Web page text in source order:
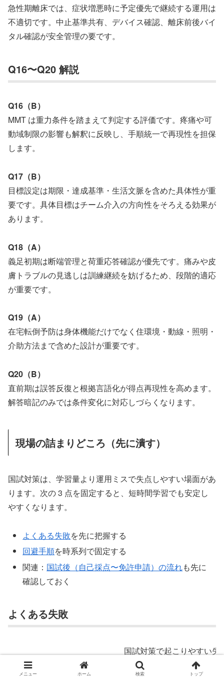
急性期離床では、症状増悪時に予定優先で継続する運用は
不適切です。中止基準共有、デバイス確認、離床前後バイ
タル確認が安全管理の要です。
Q16〜Q20 解説
Q16（B）
MMT は重力条件を踏まえて判定する評価です。疼痛や可
動域制限の影響も解釈に反映し、手順統一で再現性を担保
します。
Q17（B）
目標設定は期限・達成基準・生活文脈を含めた具体性が重
要です。具体目標はチーム介入の方向性をそろえる効果が
あります。
Q18（A）
義足初期は断端管理と荷重応答確認が優先です。痛みや皮
膚トラブルの見逃しは訓練継続を妨げるため、段階的適応
が重要です。
Q19（A）
在宅転倒予防は身体機能だけでなく住環境・動線・照明・
介助方法まで含めた設計が重要です。
Q20（B）
直前期は誤答反復と根拠言語化が得点再現性を高めます。
解答暗記のみでは条件変化に対応しづらくなります。
現場の詰まりどころ（先に潰す）
国試対策は、学習量より運用ミスで失点しやすい場面があ
ります。次の 3 点を固定すると、短時間学習でも安定し
やすくなります。
よくある失敗を先に把握する
回避手順を時系列で固定する
関連： 国試後（自己採点〜免許申請）の流れも先に
確認しておく
よくある失敗
国試対策で起こりやすい失
起こる理由
メニュー ホーム 検索 トップ